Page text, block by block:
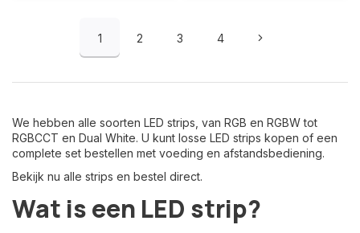
1 2 3 4
We hebben alle soorten LED strips, van RGB en RGBW tot
RGBCCT en Dual White. U kunt losse LED strips kopen of een
complete set bestellen met voeding en afstandsbediening.
Bekijk nu alle strips en bestel direct.
Wat is een LED strip?